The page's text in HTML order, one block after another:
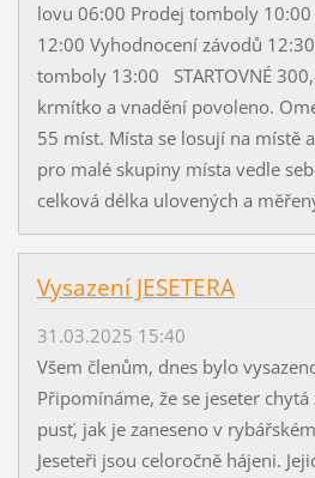
lovu 06:00 Prodej tomboly
12:00 Vyhodnocení závodů
tomboly 13:00 STARTOVNÉ
krmítko a vnadění povoleno.
55 míst. Místa se losují na místě
pro malé skupiny místa vedle
celková délka ulovených a
Vysazení JESETERA
31.03.2025 15:40
Všem členům, dnes bylo
Připomínáme, že se jeseter
pusť, jak je zaneseno v
Jeseteři jsou celoročně hájeni.